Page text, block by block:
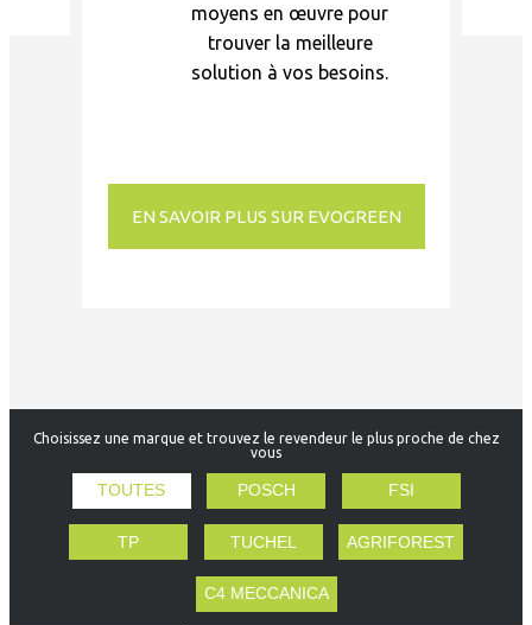
moyens en œuvre pour
trouver la meilleure
solution à vos besoins.
EN SAVOIR PLUS SUR EVOGREEN
Choisissez une marque et trouvez le revendeur le plus proche de chez
vous
TOUTES POSCH FSI
TP TUCHEL AGRIFOREST
C4 MECCANICA